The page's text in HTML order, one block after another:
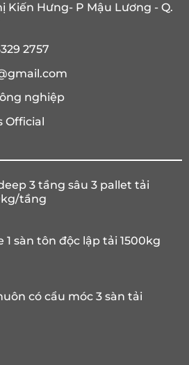
Kiến Hưng- P Mậu Lương - Q.
2757
nghiệp
Official
3 tầng sâu 3 pallet tải
tầng
1 sàn tôn độc lập tải 1500kg
có cẩu móc 3 sàn tải